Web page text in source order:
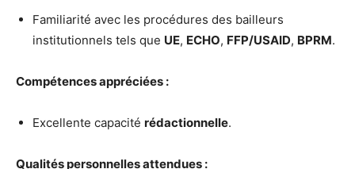
Familiarité avec les procédures des bailleurs
institutionnels tels que UE, ECHO, FFP/USAID, BPRM.
Compétences appréciées :
Excellente capacité rédactionnelle.
Qualités personnelles attendues :